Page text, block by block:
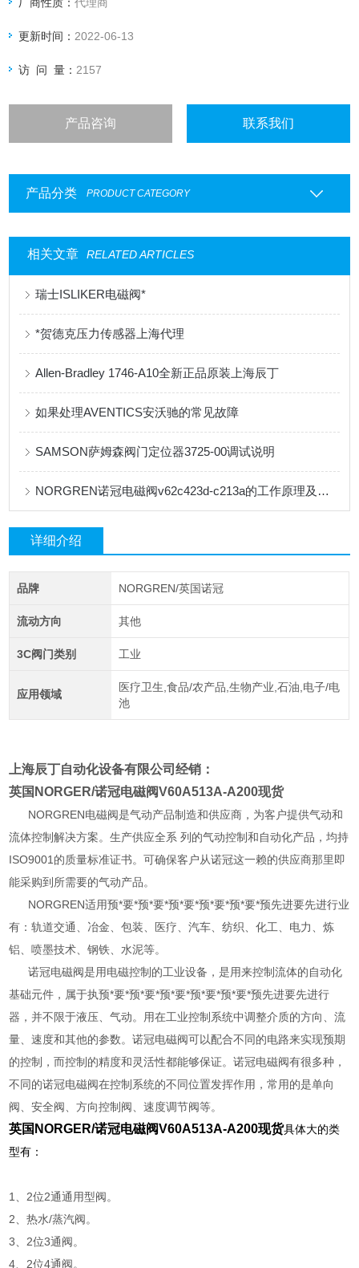
更新时间： 2022-06-13
访 问 量： 2157
产品咨询 联系我们
产品分类 PRODUCT CATEGORY
相关文章 RELATED ARTICLES
瑞士ISLIKER电磁阀*
*贺德克压力传感器上海代理
Allen-Bradley 1746-A10全新正品原装上海辰丁
如果处理AVENTICS安沃驰的常见故障
SAMSON萨姆森阀门定位器3725-00调试说明
NORGREN诺冠电磁阀v62c423d-c213a的工作原理及特点
详细介绍
品牌 NORGREN/英国诺冠
流动方向 其他
3C阀门类别 工业
应用领域
医疗卫生,食品/农产品,生物产业,石油,电子/电
池
上海辰丁自动化设备有限公司经销：
英国NORGER/诺冠电磁阀V60A513A-A200现货
NORGREN电磁阀是气动产品制造和供应商，为客户提供气动和
流体控制解决方案。生产供应全系 列的气动控制和自动化产品，均持
ISO9001的质量标准证书。可确保客户从诺冠这一赖的供应商那里即
能采购到所需要的气动产品。
NORGREN适用预*要*预*要*预*要*预*要*预*要*预先进要先进行业
有：轨道交通、冶金、包装、医疗、汽车、纺织、化工、电力、炼
铝、喷墨技术、钢铁、水泥等。
诺冠电磁阀是用电磁控制的工业设备，是用来控制流体的自动化
基础元件，属于执预*要*预*要*预*要*预*要*预*要*预先进要先进行
器，并不限于液压、气动。用在工业控制系统中调整介质的方向、流
量、速度和其他的参数。诺冠电磁阀可以配合不同的电路来实现预期
的控制，而控制的精度和灵活性都能够保证。诺冠电磁阀有很多种，
不同的诺冠电磁阀在控制系统的不同位置发挥作用，常用的是单向
阀、安全阀、方向控制阀、速度调节阀等。
英国NORGER/诺冠电磁阀V60A513A-A200现货具体大的类
型有：
1、2位2通通用型阀。
2、热水/蒸汽阀。
3、2位3通阀。
4、2位4通阀。